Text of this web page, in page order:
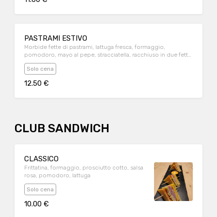
PASTRAMI ESTIVO
Morbide fette di pastrami, lattuga fresca, formaggio,
pomodoro, mayo al pepe, stracciatella, racchiuso in due fette
di pane a i 5 cereali
Solo cena
12.50 €
CLUB SANDWICH
CLASSICO
Frittatina, formaggio, prosciutto cotto, salsa
rosa, pomodoro, lattuga
Solo cena
10.00 €